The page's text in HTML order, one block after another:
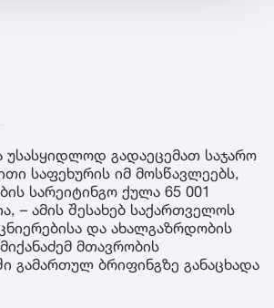
გადაეცემათ საჯარო
საფეხურის იმ მოსწავლეებს,
სარეიტინგო ქულა 65 001
– ამის შესახებ საქართველოს
და ახალგაზრდობის
მთავრობის
გამართულ ბრიფინგზე განაცხადა